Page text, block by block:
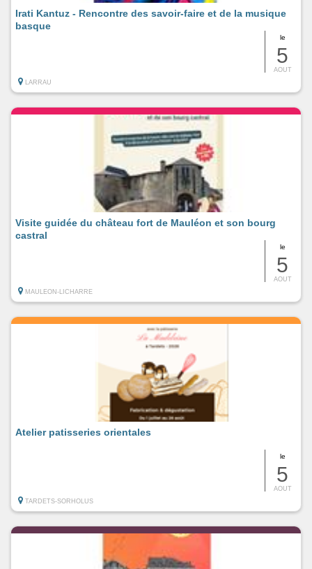
le
5
AOUT
Irati Kantuz - Rencontre des savoir-faire et de la musique
basque
LARRAU
le
5
AOUT
Visite guidée du château fort de Mauléon et son bourg
castral
MAULEON-LICHARRE
le
5
AOUT
Atelier patisseries orientales
TARDETS-SORHOLUS